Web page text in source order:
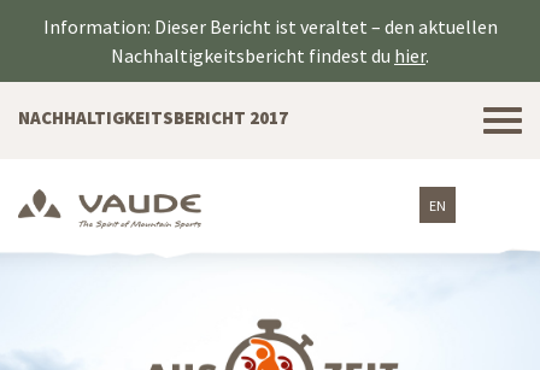
Information: Dieser Bericht ist veraltet – den aktuellen
Nachhaltigkeitsbericht findest du hier.
EN
NACHHALTIGKEITSBERICHT 2017